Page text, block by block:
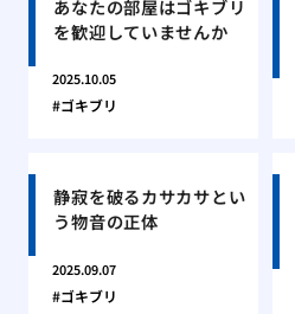
あなたの部屋はゴキブリ
を歓迎していませんか
2025.10.05
ゴキブリ
静寂を破るカサカサとい
う物音の正体
2025.09.07
ゴキブリ